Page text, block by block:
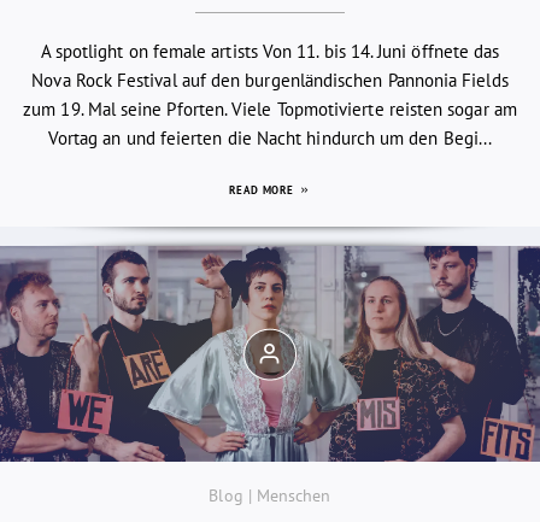
A spotlight on female artists Von 11. bis 14. Juni öffnete das
Nova Rock Festival auf den burgenländischen Pannonia Fields
zum 19. Mal seine Pforten. Viele Topmotivierte reisten sogar am
Vortag an und feierten die Nacht hindurch um den Begi...
READ MORE
Blog | Menschen